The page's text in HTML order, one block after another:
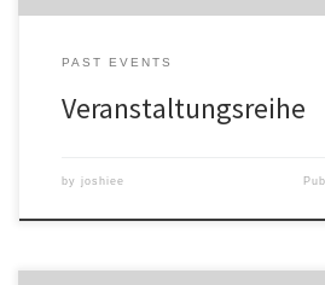
PAST EVENTS
Veranstaltungsreihe
by joshiee